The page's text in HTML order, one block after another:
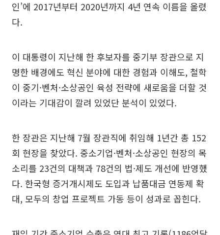
인’에 2017년부터 2020년까지 4년 연속 이름을 올렸
다.
이 대통령이 지난해 한 후보자를 중기부 장관으로 지
명한 배경에도 혁신 분야에 대한 경험과 이해도, 철학
이 중기·벤처·소상공인 육성 전략에 새로움을 더할 것
이라는 기대감이 깔려 있었단 분석이 있었다.
한 장관은 지난해 7월 장관직에 취임해 1년간 총 152
회 현장을 찾았다. 중소기업·벤처·소상공인 현장의 목
소리를 23건의 대책과 78건의 법·제도 개선에 반영했
다. 한국형 증거개시제도 도입과 납품대금 연동제 확
대, 모두의 창업 프로젝트 가동 등이 성과로 꼽힌다.